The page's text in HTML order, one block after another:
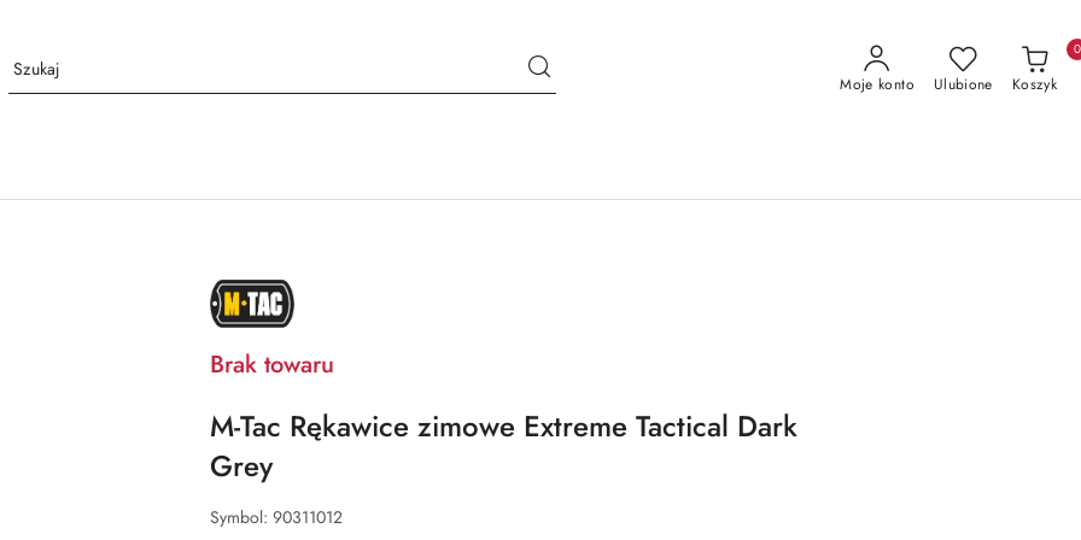
Moje konto Ulubione Koszyk
0
NAZWA
PRODUCENTA:
M-
Brak towaru
M-Tac Rękawice zimowe Extreme Tactical Dark
Grey
Symbol: 90311012